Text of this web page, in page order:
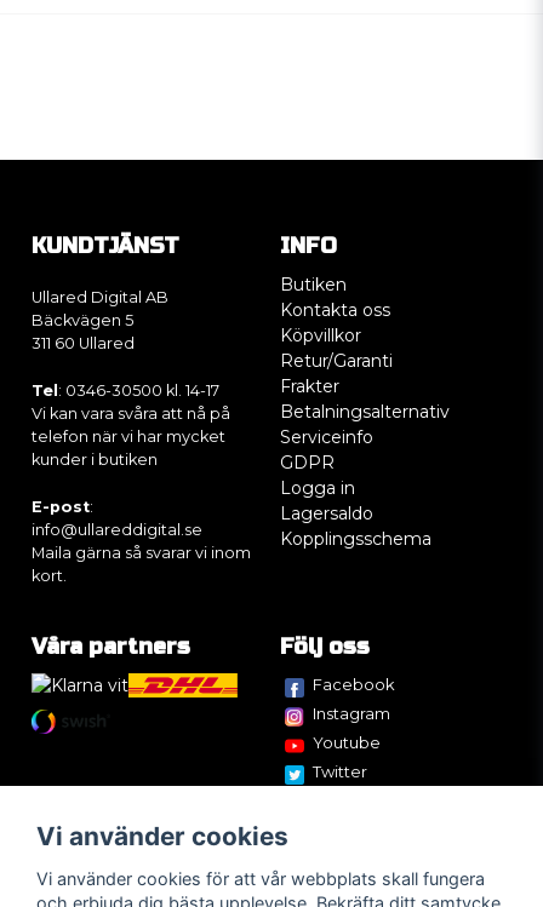
KUNDTJÄNST
Ullared Digital AB
Bäckvägen 5
311 60 Ullared
Tel : 0346-30500 kl. 14-17
Vi kan vara svåra att nå på
telefon när vi har mycket
kunder i butiken
E-post:
info@ullareddigital.se
Maila gärna så svarar vi inom
kort.
INFO
Butiken
Kontakta oss
Köpvillkor
Retur/Garanti
Frakter
Betalningsalternativ
Serviceinfo
GDPR
Logga in
Lagersaldo
Kopplingsschema
Våra partners Följ oss
Facebook
Instagram
Youtube
Twitter
Vi använder cookies
Vi använder cookies för att vår webbplats skall fungera
och erbjuda dig bästa upplevelse. Bekräfta ditt samtycke